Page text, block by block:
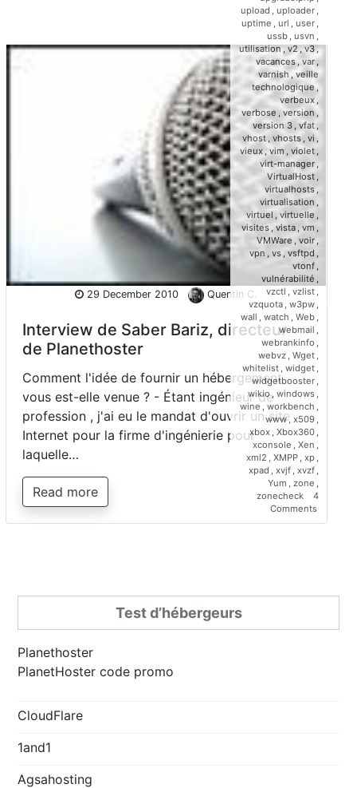
29 December 2010 Quentin C.
Interview de Saber Bariz, directeur
de Planethoster
Comment l'idée de fournir un hébergement
vous est-elle venue ? - Étant ingénieur de
profession , j'ai eu le mandat d'ouvrir un site
Internet pour la firme d'ingénierie pour
laquelle…
Read more
upload , uploader ,
uptime , url , user ,
ussb , usvn ,
utilisation,v2,v3,
vacances , var,
varnish , veille
technologique ,
verbeux ,
verbose ,version,
version 3 ,vfat ,
vhost , vhosts , vi ,
vieux , vim , violet,
virt-manager ,
VirtualHost ,
virtualhosts ,
virtualisation ,
virtuel, virtuelle ,
visites , vista , vm ,
VMWare , voir ,
vpn , vs , vsftpd ,
vtonf ,
vulnérabilité ,
vzctl , vzlist ,
vzquota , w3pw ,
wall , watch , Web ,
webmail ,
webrankinfo ,
webvz , Wget ,
whitelist , widget ,
widgetbooster ,
wikio, windows ,
wine , workbench ,
www, x509 ,
xbox , Xbox360 ,
xconsole , Xen ,
xml2 , XMPP , xp ,
xpad , xvjf , xvzf ,
Yum , zone ,
zonecheck
4
Commentson
Interview
Test d’hébergeurs
Planethoster
PlanetHoster code promo
CloudFlare
1and1
Agsahosting